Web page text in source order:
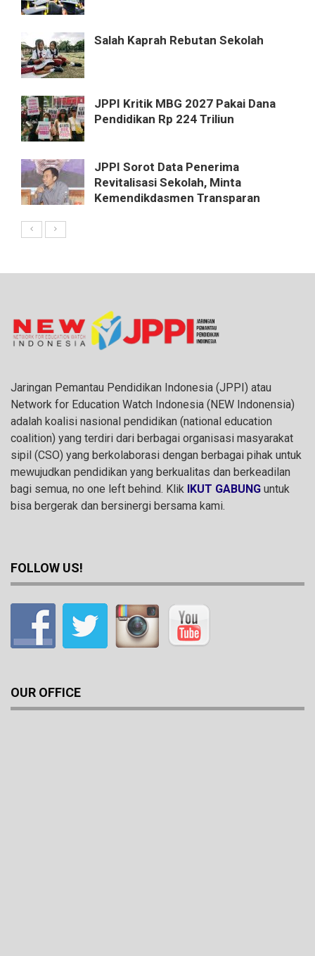
Salah Kaprah Rebutan Sekolah
JPPI Kritik MBG 2027 Pakai Dana
Pendidikan Rp 224 Triliun
JPPI Sorot Data Penerima
Revitalisasi Sekolah, Minta
Kemendikdasmen Transparan
Jaringan Pemantau Pendidikan Indonesia (JPPI) atau
Network for Education Watch Indonesia (NEW Indonensia)
adalah koalisi nasional pendidikan (national education
coalition) yang terdiri dari berbagai organisasi masyarakat
sipil (CSO) yang berkolaborasi dengan berbagai pihak untuk
mewujudkan pendidikan yang berkualitas dan berkeadilan
bagi semua, no one left behind. Klik IKUT GABUNG untuk
bisa bergerak dan bersinergi bersama kami.
FOLLOW US!
OUR OFFICE